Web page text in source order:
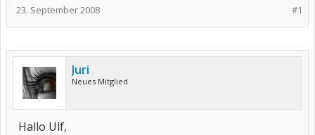
#1
23. September 2008
Juri
Neues Mitglied
Hallo Ulf,